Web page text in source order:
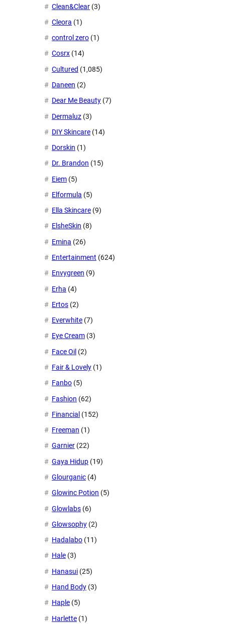
Clean&Clear (3)
Cleora (1)
control zero (1)
Cosrx (14)
Cultured (1,085)
Daneen (2)
Dear Me Beauty (7)
Dermaluz (3)
DIY Skincare (14)
Dorskin (1)
Dr. Brandon (15)
Eiem (5)
Elformula (5)
Ella Skincare (9)
ElsheSkin (8)
Emina (26)
Entertainment (624)
Envygreen (9)
Erha (4)
Ertos (2)
Everwhite (7)
Eye Cream (3)
Face Oil (2)
Fair & Lovely (1)
Fanbo (5)
Fashion (62)
Financial (152)
Freeman (1)
Garnier (22)
Gaya Hidup (19)
Glourganic (4)
Glowinc Potion (5)
Glowlabs (6)
Glowsophy (2)
Hadalabo (11)
Hale (3)
Hanasui (25)
Hand Body (3)
Haple (5)
Harlette (1)